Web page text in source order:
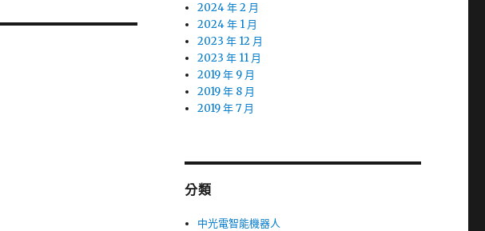
2024 年 2 月
2024 年 1 月
2023 年 12 月
2023 年 11 月
2019 年 9 月
2019 年 8 月
2019 年 7 月
分類
中光電智能機器人